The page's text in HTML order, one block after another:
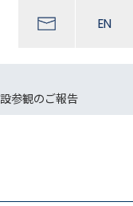
EN
参観のご報告